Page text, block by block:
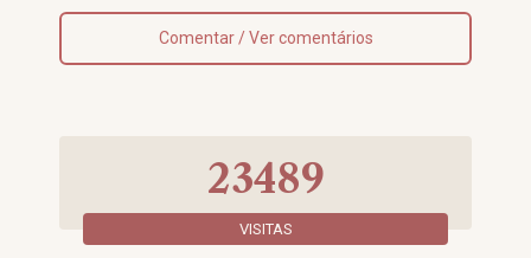
23489
VISITAS
Comentar / Ver comentários